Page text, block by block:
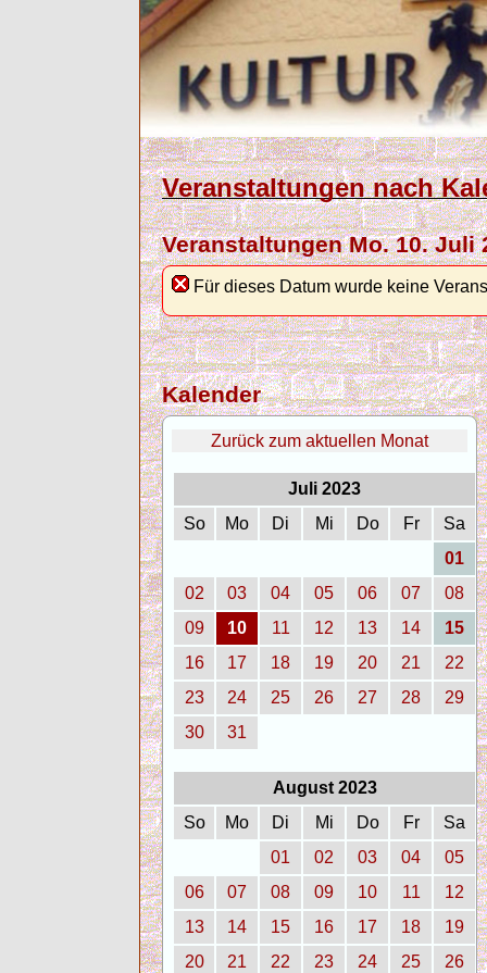
Veranstaltungen nach
Veranstaltungen Mo. 10. Juli
Für dieses Datum wurde keine
Kalender
Zurück zum aktuellen Monat
Juli 2023
So
Mo Di Mi Do Fr
Sa
01
02
03 04 05 06 07
08
09
10 11 12 13 14
15
16
17 18 19 20 21
22
23
24 25 26 27 28
29
30
31
August 2023
So
Mo Di Mi Do Fr
Sa
01
02 03 04
05
06
07 08 09 10 11
12
13
14 15 16 17 18
19
20
21 22 23 24 25
26